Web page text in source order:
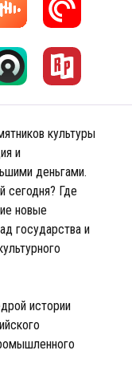
культуры
и
деньгами.
сегодня? Где
новые
государства и
истории